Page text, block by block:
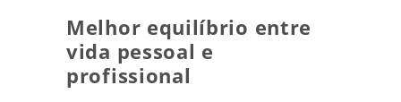
Melhor equilíbrio entre
vida pessoal e
profissional